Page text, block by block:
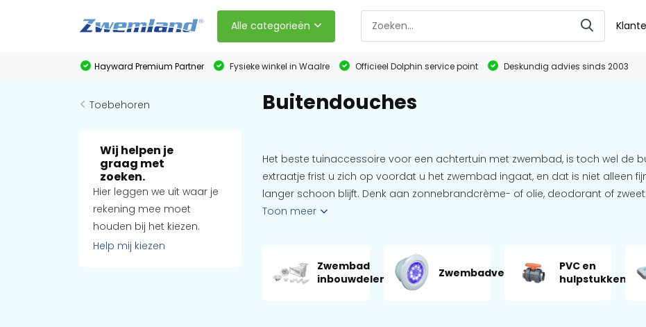
Alle categorieën
Hayward Premium Partner Fysieke winkel in Waalre Officieel Dolphin service point Deskundig advies sinds 2003
Toebehoren
Wij helpen je
graag met
zoeken.
Hier leggen we uit waar je
rekening mee moet
houden bij het kiezen.
Help mij kiezen
Buitendouches
Het beste tuinaccessoire voor een achtertuin met zwembad, is toch wel de
extraatje frist u zich op voordat u het zwembad ingaat, en dat is niet alleen
langer schoon blijft. Denk aan zonnebrandcrème- of olie, deodorant of
Toon meer
Zwembad
inbouwdelen
Zwembadverlichting
PVC en
hulpstukken